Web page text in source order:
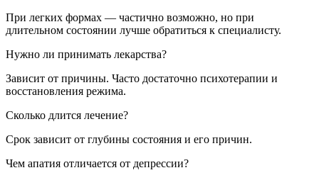
При легких формах — частично возможно, но при
длительном состоянии лучше обратиться к специалисту.
Нужно ли принимать лекарства?
Зависит от причины. Часто достаточно психотерапии и
восстановления режима.
Сколько длится лечение?
Срок зависит от глубины состояния и его причин.
Чем апатия отличается от депрессии?